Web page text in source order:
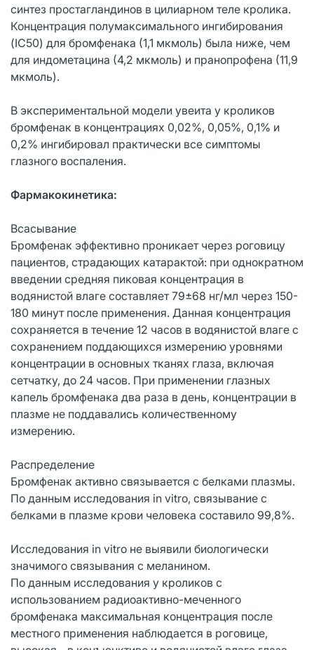
синтез простагландинов в цилиарном теле кролика.
Концентрация полумаксимального ингибирования
(IC50) для бромфенака (1,1 мкмоль) была ниже, чем
для индометацина (4,2 мкмоль) и пранопрофена (11,9
мкмоль).
В экспериментальной модели увеита у кроликов
бромфенак в концентрациях 0,02%, 0,05%, 0,1% и
0,2% ингибировал практически все симптомы
глазного воспаления.
Фармакокинетика:
Всасывание
Бромфенак эффективно проникает через роговицу
пациентов, страдающих катарактой: при однократном
введении средняя пиковая концентрация в
водянистой влаге составляет 79±68 нг/мл через 150-
180 минут после применения. Данная концентрация
сохраняется в течение 12 часов в водянистой влаге с
сохранением поддающихся измерению уровнями
концентрации в основных тканях глаза, включая
сетчатку, до 24 часов. При применении глазных
капель бромфенака два раза в день, концентрации в
плазме не поддавались количественному
измерению.
Распределение
Бромфенак активно связывается с белками плазмы.
По данным исследования in vitro, связывание с
белками в плазме крови человека составило 99,8%.
Исследования in vitro не выявили биологически
значимого связывания с меланином.
По данным исследования у кроликов с
использованием радиоактивно-меченного
бромфенака максимальная концентрация после
местного применения наблюдается в роговице,